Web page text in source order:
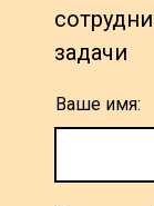
задачи
Ваше имя: